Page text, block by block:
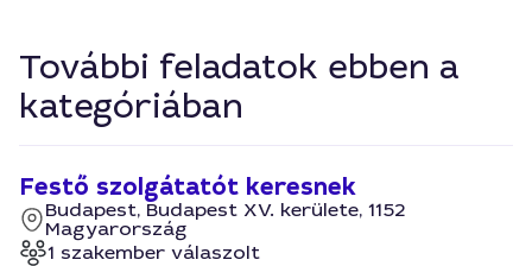
További feladatok ebben a
kategóriában
Festő szolgátatót keresnek
Budapest, Budapest XV. kerülete, 1152
Magyarország
1 szakember válaszolt